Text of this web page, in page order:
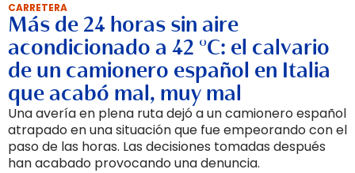
CARRETERA
Más de 24 horas sin aire
acondicionado a 42 °C: el calvario
de un camionero español en Italia
que acabó mal, muy mal
Una avería en plena ruta dejó a un camionero español
atrapado en una situación que fue empeorando con el
paso de las horas. Las decisiones tomadas después
han acabado provocando una denuncia.